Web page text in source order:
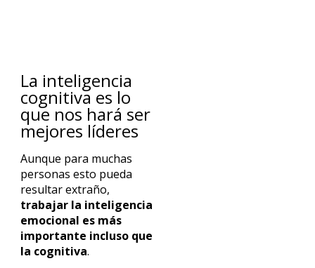
La inteligencia
cognitiva es lo
que nos hará ser
mejores líderes
Aunque para muchas
personas esto pueda
resultar extraño,
trabajar la inteligencia
emocional es más
importante incluso que
la cognitiva.